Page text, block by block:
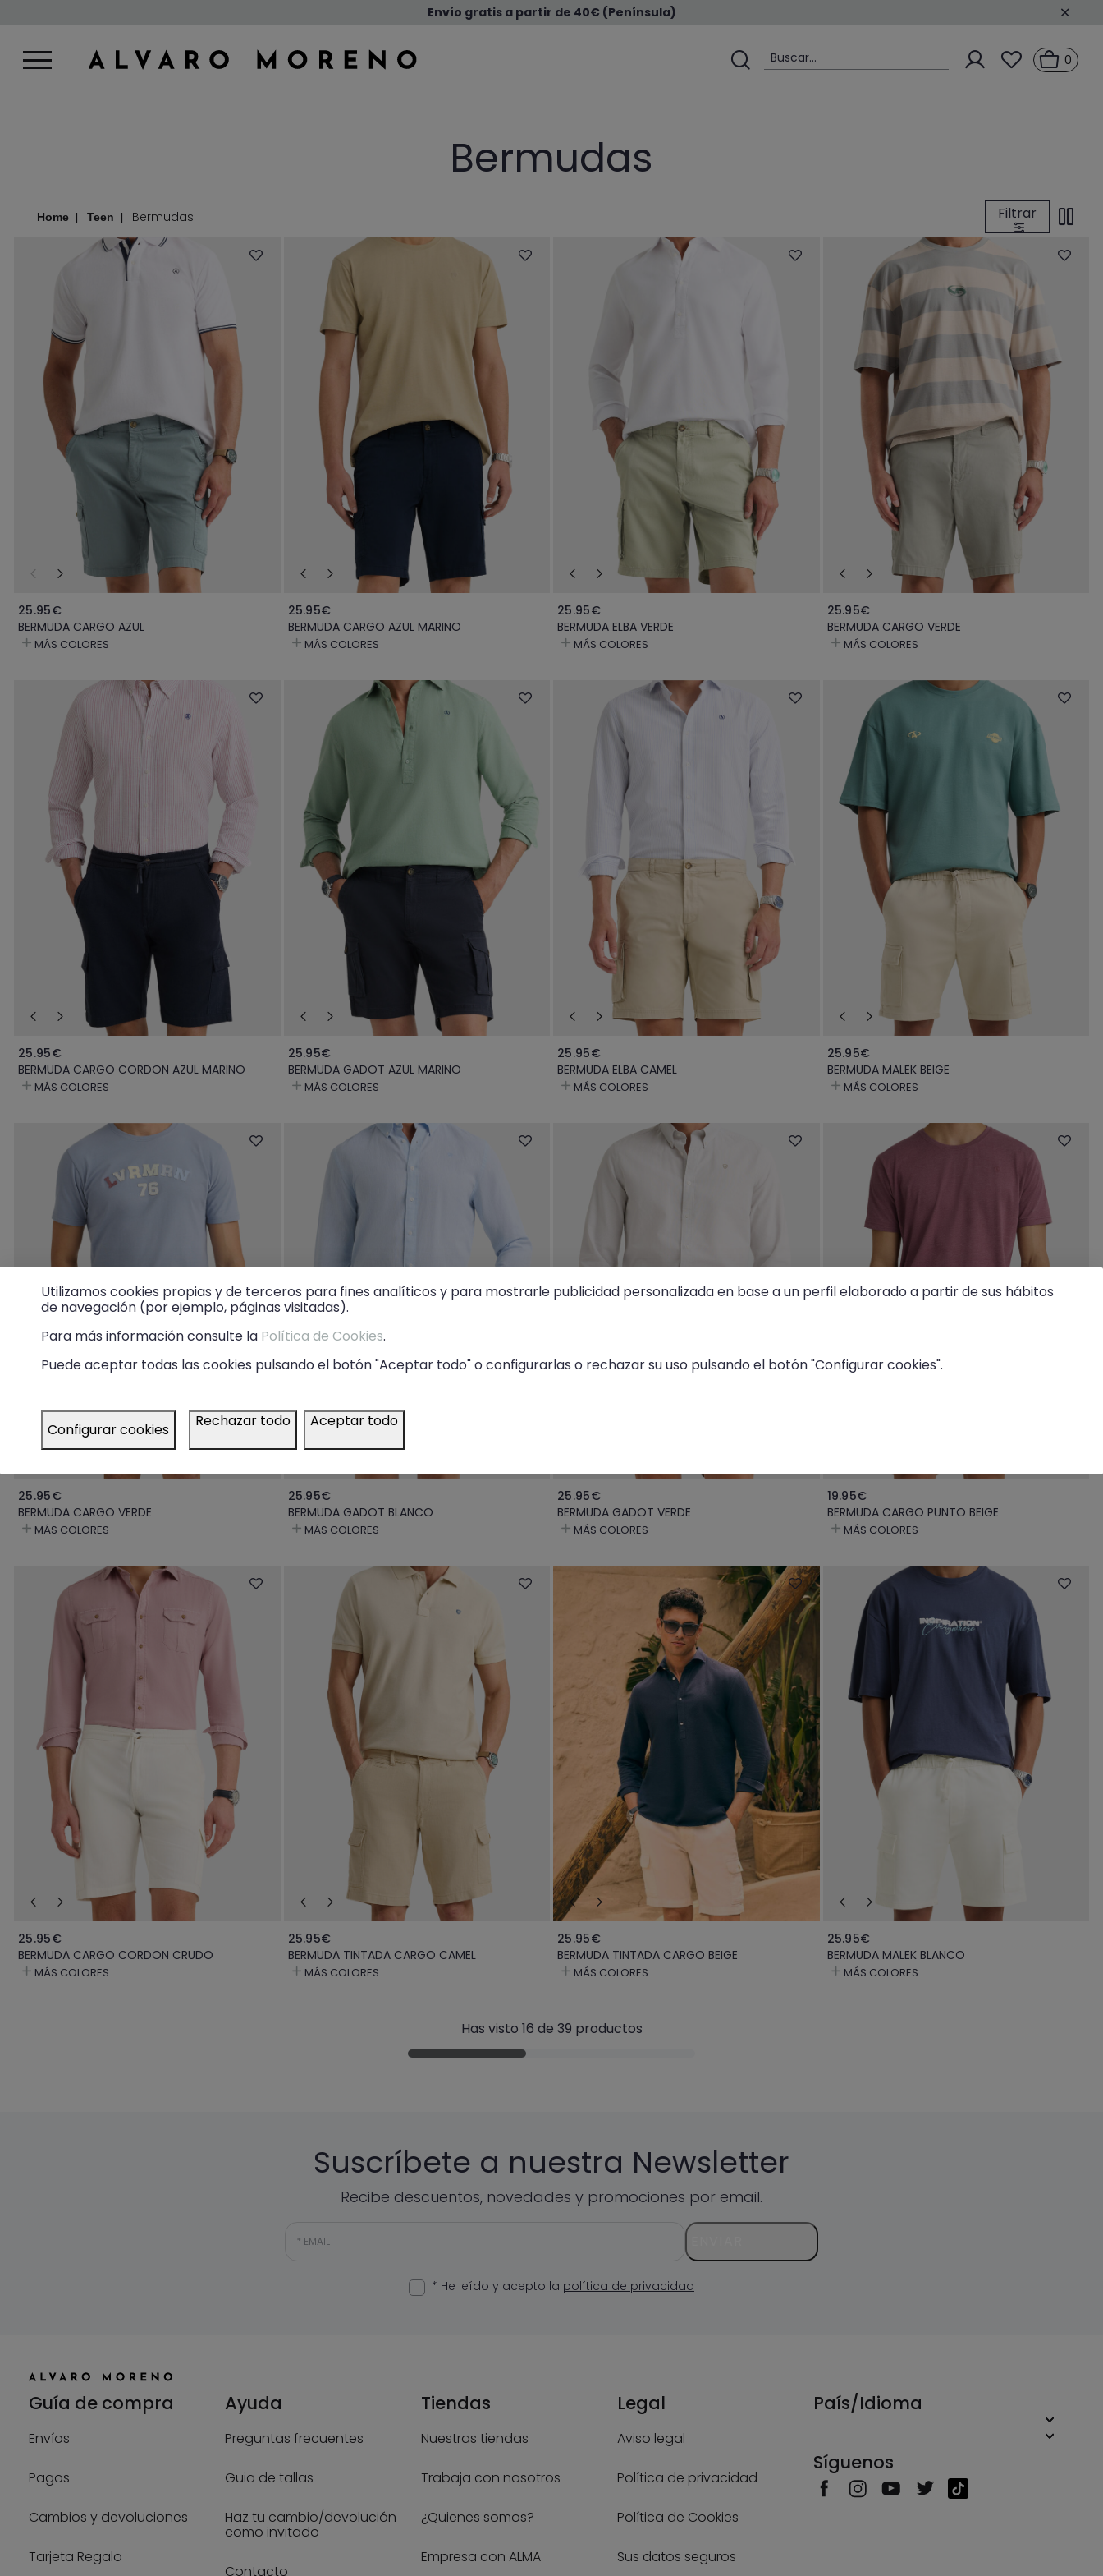
Envío gratis a partir de 40€ (Península)
Buscar... 0
Bermudas
Bermudas
Teen
Home Filtrar
25.95€
BERMUDA CARGO AZUL
MÁS COLORES
25.95€
BERMUDA CARGO AZUL MARINO
MÁS COLORES
25.95€
BERMUDA ELBA VERDE
MÁS COLORES
25.95€
BERMUDA CARGO VERDE
MÁS COLORES
25.95€
BERMUDA CARGO CORDON AZUL MARINO
MÁS COLORES
25.95€
BERMUDA GADOT AZUL MARINO
MÁS COLORES
25.95€
BERMUDA ELBA CAMEL
MÁS COLORES
25.95€
BERMUDA MALEK BEIGE
MÁS COLORES
25.95€
BERMUDA CARGO VERDE
MÁS COLORES
25.95€
BERMUDA GADOT BLANCO
MÁS COLORES
25.95€
BERMUDA GADOT VERDE
MÁS COLORES
19.95€
BERMUDA CARGO PUNTO BEIGE
MÁS COLORES
25.95€
BERMUDA CARGO CORDON CRUDO
MÁS COLORES
25.95€
BERMUDA TINTADA CARGO CAMEL
MÁS COLORES
25.95€
BERMUDA TINTADA CARGO BEIGE
MÁS COLORES
25.95€
BERMUDA MALEK BLANCO
MÁS COLORES
Has visto 16 de 39 productos
Suscríbete a nuestra Newsletter
Recibe descuentos, novedades y promociones por email.
EMAIL
* He leído y acepto la política de privacidad
Guía de compra
Envíos
Pagos
Cambios y devoluciones
Tarjeta Regalo
Ayuda
Preguntas frecuentes
Guia de tallas
Haz tu cambio/devolución
como invitado
Contacto
Tiendas
Nuestras tiendas
Trabaja con nosotros
¿Quienes somos?
Empresa con ALMA
Legal
Aviso legal
Política de privacidad
Política de Cookies
Sus datos seguros
País/Idioma
Síguenos
Utilizamos cookies propias y de terceros para fines analíticos y para mostrarle publicidad personalizada en base a un perfil elaborado a partir de sus hábitos
de navegación (por ejemplo, páginas visitadas).
Para más información consulte la Política de Cookies.
Puede aceptar todas las cookies pulsando el botón "Aceptar todo" o configurarlas o rechazar su uso pulsando el botón "Configurar cookies".
Configurar cookies Rechazar todo Aceptar todo